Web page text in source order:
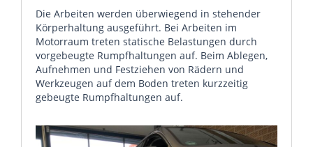
Die Arbeiten werden überwiegend in stehender
Körperhaltung ausgeführt. Bei Arbeiten im
Motorraum treten statische Belastungen durch
vorgebeugte Rumpfhaltungen auf. Beim Ablegen,
Aufnehmen und Festziehen von Rädern und
Werkzeugen auf dem Boden treten kurzzeitig
gebeugte Rumpfhaltungen auf.